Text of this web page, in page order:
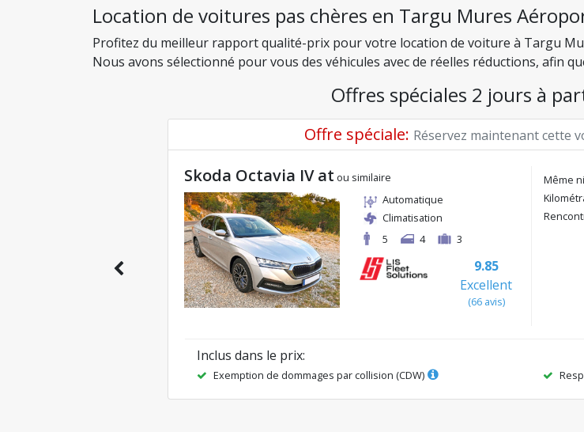
Location de voitures pas chères en Targu Mures
Profitez du meilleur rapport qualité-prix pour votre location de voiture à Targu
Nous avons sélectionné pour vous des véhicules avec de réelles réductions, afin
Offres spéciales 2 jours à
Offre spéciale: Réservez maintenant cette
Skoda Octavia IV at ou similaire
Automatique
Climatisation
5
4 3
9.85
Excellent
(66 avis)
Même
Inclus dans le prix:
Exemption de dommages par collision (CDW)